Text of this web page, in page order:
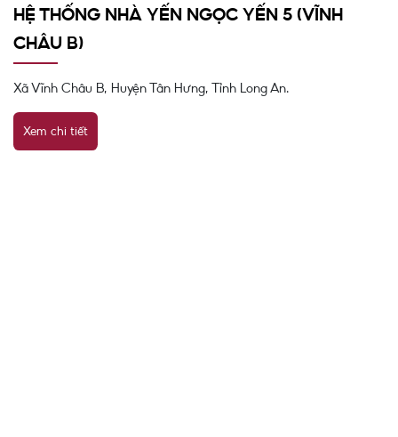
HỆ THỐNG NHÀ YẾN NGỌC YẾN 5 (VĨNH
CHÂU B)
Xã Vĩnh Châu B, Huyện Tân Hưng, Tỉnh Long An.
Xem chi tiết